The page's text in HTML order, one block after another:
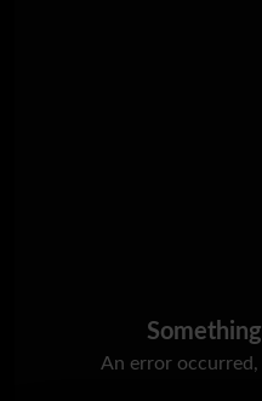
An error occurred,